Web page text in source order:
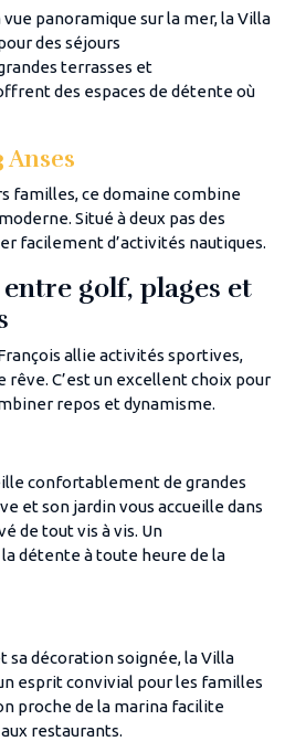
panoramique sur la mer, la Villa
des séjours
terrasses et
des espaces de détente où
familles, ce domaine combine
Situé à deux pas des
facilement d’activités nautiques.
golf, plages et
allie activités sportives,
rêve. C’est un excellent choix pour
repos et dynamisme.
confortablement de grandes
et son jardin vous accueille dans
de tout vis à vis. Un
détente à toute heure de la
sa décoration soignée, la Villa
esprit convivial pour les familles
proche de la marina facilite
restaurants.